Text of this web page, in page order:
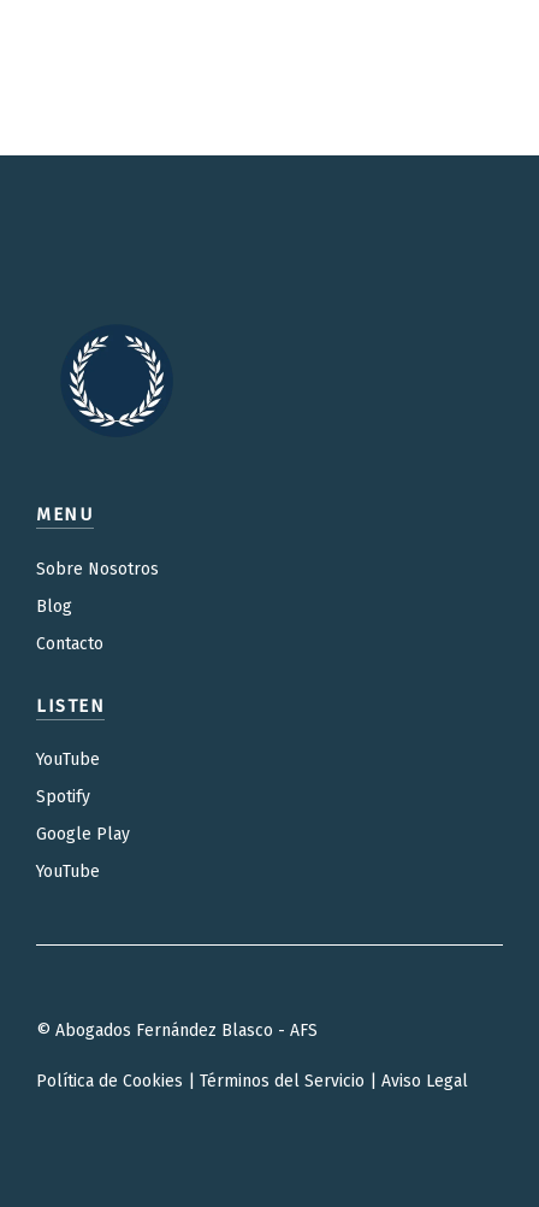
MENU
Sobre Nosotros
Blog
Contacto
LISTEN
YouTube
Spotify
Google Play
YouTube
© Abogados Fernández Blasco - AFS
Política de Cookies Términos del Servicio Aviso Legal